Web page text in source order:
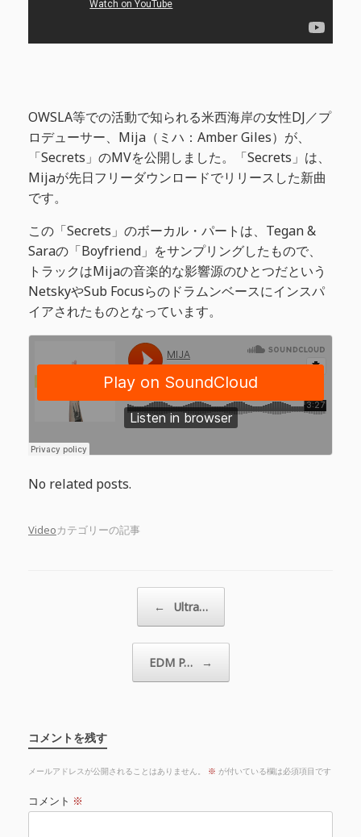
OWSLA等での活動で知られる米西海岸の女性DJ／プ
ロデューサー、Mija（ミハ：Amber Giles）が、
「Secrets」のMVを公開しました。「Secrets」は、
Mijaが先日フリーダウンロードでリリースした新曲
です。
この「Secrets」のボーカル・パートは、Tegan &
Saraの「Boyfriend」をサンプリングしたもので、
トラックはMijaの音楽的な影響源のひとつだという
NetskyやSub Focusらのドラムンベースにインスパ
イアされたものとなっています。
No related posts.
Videoカテゴリーの記事
← Ultra…
EDM P… →
コメントを残す
メールアドレスが公開されることはありません。 ※ が付いている欄は必須項目です
コメント ※